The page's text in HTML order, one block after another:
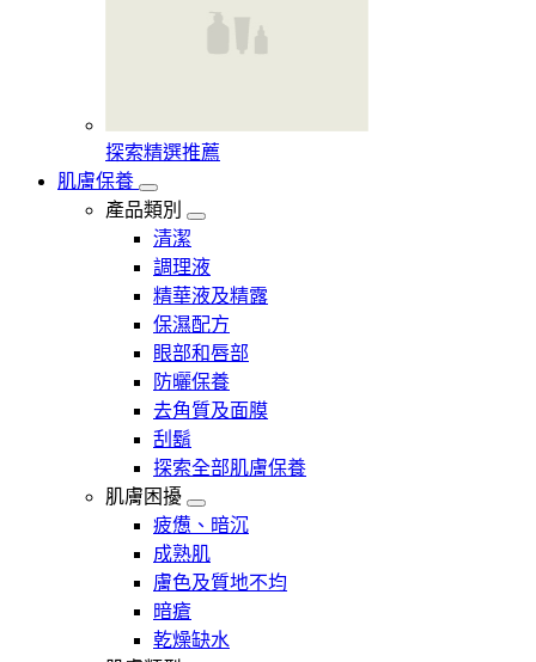
探索精選推薦
肌膚保養
產品類別
清潔
調理液
精華液及精露
保濕配方
眼部和唇部
防曬保養
去角質及面膜
刮鬍
探索全部肌膚保養
肌膚困擾
疲憊、暗沉
成熟肌
膚色及質地不均
暗瘡​
乾燥缺水